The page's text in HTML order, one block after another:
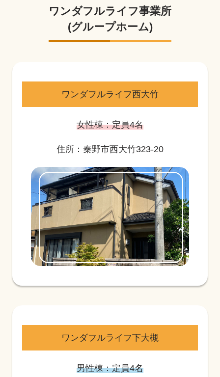
ワンダフルライフ事業所
(グループホーム)
ワンダフルライフ西大竹
女性棟：定員4名
住所：秦野市西大竹323-20
ワンダフルライフ下大槻
男性棟：定員4名